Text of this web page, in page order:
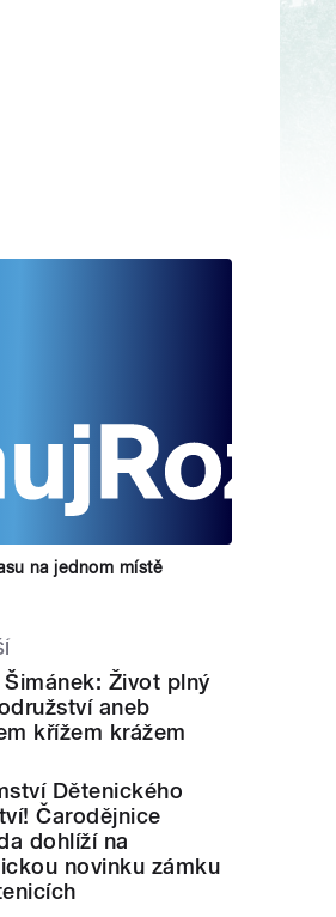
na jednom místě
Šimánek: Život plný
aneb
křížem krážem
Dětenického
Čarodějnice
dohlíží na
novinku zámku